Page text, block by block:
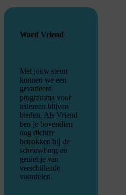
Word Vriend
Met jouw steun
kunnen we een
gevarieerd
programma voor
iedereen blijven
bieden. Als Vriend
ben je bovendien
nog dichter
betrokken bij de
schouwburg en
geniet je van
verschillende
voordelen.